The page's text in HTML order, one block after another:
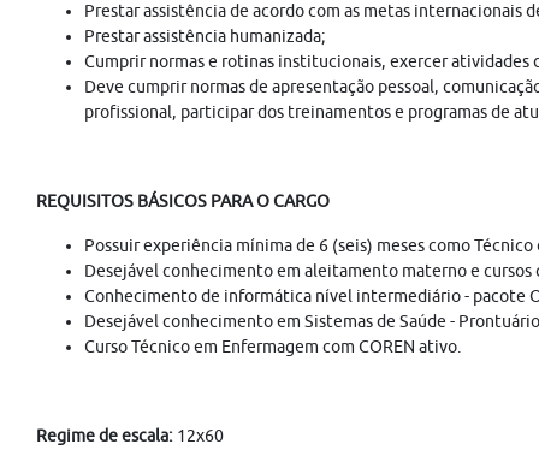
Prestar assistência de acordo com as metas internacionais
Prestar assistência humanizada;
Cumprir normas e rotinas institucionais, exercer
Deve cumprir normas de apresentação pessoal,
profissional, participar dos treinamentos e programas de
REQUISITOS BÁSICOS PARA O CARGO
Possuir experiência mínima de 6 (seis) meses como
Desejável conhecimento em aleitamento materno e cursos
Conhecimento de informática nível intermediário - pacote
Desejável conhecimento em Sistemas de Saúde -
Curso Técnico em Enfermagem com COREN ativo.
Regime de escala: 12x60